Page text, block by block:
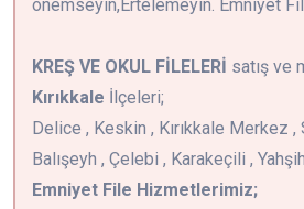
önemseyin,Ertelemeyin. Emniyet
KREŞ VE OKUL FİLELERİ satış ve
Kırıkkale İlçeleri;
Delice , Keskin , Kırıkkale Merkez ,
Balışeyh , Çelebi , Karakeçili ,
Emniyet File Hizmetlerimiz;